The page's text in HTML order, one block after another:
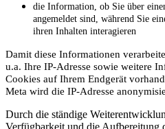
die Information, ob Sie über
angemeldet sind, während Sie
ihren Inhalten interagieren
Damit diese Informationen
u.a. Ihre IP-Adresse sowie weitere
Cookies auf Ihrem Endgerät
Meta wird die IP-Adresse
Durch die ständige
Verfügbarkeit und die Aufbereitung